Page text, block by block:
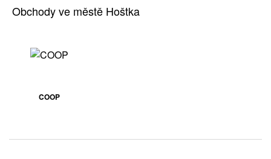
Obchody ve městě Hoštka
COOP